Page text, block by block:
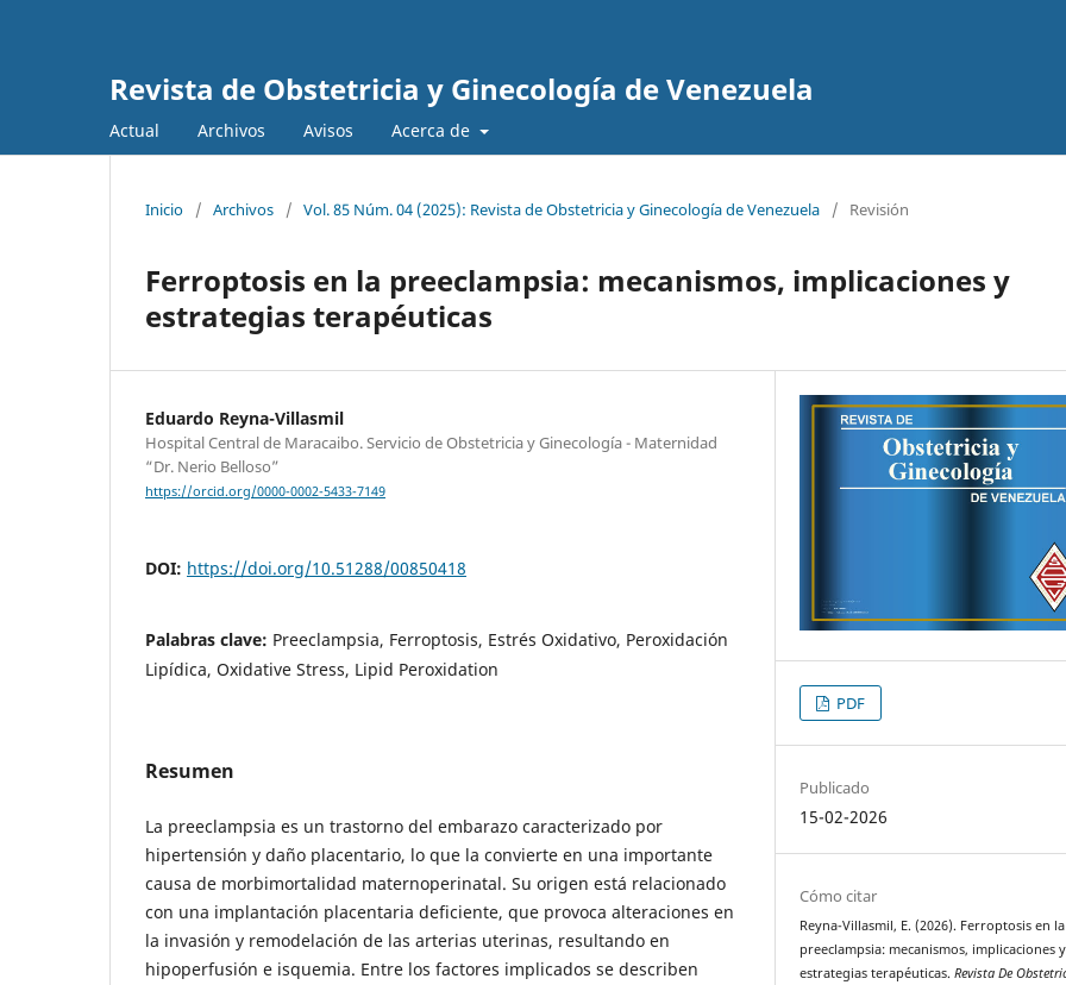
Revista de Obstetricia y Ginecología de Venezuela
Actual Archivos Avisos Acerca de
Inicio / Archivos / Vol. 85 Núm. 04 (2025): Revista de Obstetricia y Ginecología de Venezuela / Revisión
Ferroptosis en la preeclampsia: mecanismos, implicaciones y
estrategias terapéuticas
Eduardo Reyna-Villasmil
Hospital Central de Maracaibo. Servicio de Obstetricia y Ginecología - Maternidad
“Dr. Nerio Belloso”
https://orcid.org/0000-0002-5433-7149
DOI: https://doi.org/10.51288/00850418
Palabras clave: Preeclampsia, Ferroptosis, Estrés Oxidativo, Peroxidación
Lipídica, Oxidative Stress, Lipid Peroxidation
Resumen
La preeclampsia es un trastorno del embarazo caracterizado por
hipertensión y daño placentario, lo que la convierte en una importante
causa de morbimortalidad maternoperinatal. Su origen está relacionado
con una implantación placentaria deficiente, que provoca alteraciones en
la invasión y remodelación de las arterias uterinas, resultando en
hipoperfusión e isquemia. Entre los factores implicados se describen
PDF
Publicado
15-02-2026
Cómo citar
Reyna-Villasmil, E. (2026). Ferroptosis en la
preeclampsia: mecanismos, implicaciones y
estrategias terapéuticas.Revista De